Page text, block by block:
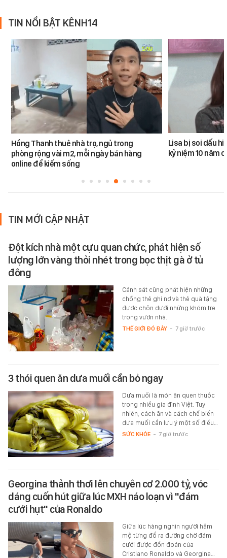
TIN NỔI BẬT KÊNH14
Hồng Thanh thuê nhà trọ, ngủ trong
phòng rộng vài m2, mỗi ngày bán hàng
online để kiếm sống
Lisa bị soi dấu
kỷ niệm 10 năm
TIN MỚI CẬP NHẬT
Đột kích nhà một cựu quan chức, phát hiện số
lượng lớn vàng thỏi nhét trong bọc thịt gà ở tủ
đông
Cảnh sát cũng phát hiện những
chồng thẻ ghi nợ và thẻ quà tặng
được chôn dưới những khóm tre
trong vườn nhà.
THẾ GIỚI ĐÓ ĐÂY - 7 giờ trước
3 thói quen ăn dưa muối cần bỏ ngay
Dưa muối là món ăn quen thuộc
trong nhiều gia đình Việt. Tuy
nhiên, cách ăn và cách chế biến
dưa muối cần lưu ý một số điều…
SỨC KHỎE - 7 giờ trước
Georgina thảnh thơi lên chuyên cơ 2.000 tỷ, vóc
dáng cuốn hút giữa lúc MXH náo loạn vì "đám
cưới hụt" của Ronaldo
Giữa lúc hàng nghìn người hâm
mộ từng đổ ra đường chờ đám
cưới được đồn đoán của
Cristiano Ronaldo và Georgina…